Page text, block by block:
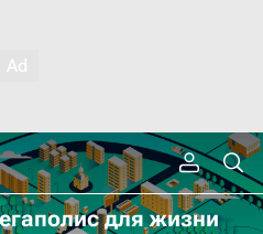
для жизни